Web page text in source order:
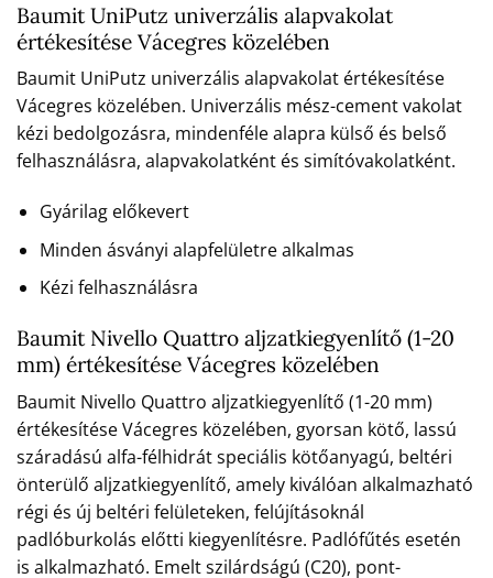
Baumit UniPutz univerzális alapvakolat
értékesítése Vácegres közelében
Baumit UniPutz univerzális alapvakolat értékesítése
Vácegres közelében. Univerzális mész-cement vakolat
kézi bedolgozásra, mindenféle alapra külső és belső
felhasználásra, alapvakolatként és simítóvakolatként.
Gyárilag előkevert
Minden ásványi alapfelületre alkalmas
Kézi felhasználásra
Baumit Nivello Quattro aljzatkiegyenlítő (1-20
mm) értékesítése Vácegres közelében
Baumit Nivello Quattro aljzatkiegyenlítő (1-20 mm)
értékesítése Vácegres közelében, gyorsan kötő, lassú
száradású alfa-félhidrát speciális kötőanyagú, beltéri
önterülő aljzatkiegyenlítő, amely kiválóan alkalmazható
régi és új beltéri felületeken, felújításoknál
padlóburkolás előtti kiegyenlítésre. Padlófűtés esetén
is alkalmazható. Emelt szilárdságú (C20), pont-